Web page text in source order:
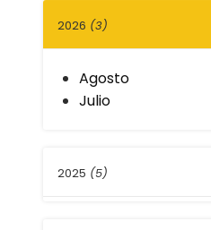
2026 (3)
Agosto
Julio
2025 (5)